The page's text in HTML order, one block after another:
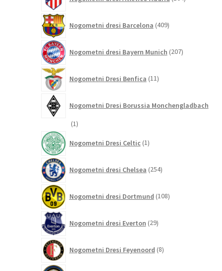
izdelki
Nogometni dresi Barcelona 409izdelkov
Nogometni dresi Bayern Munich 207izdelkov
Nogometni Dresi Benfica 11izdelkov
Nogometni Dresi Borussia Monchengladbach
11
Nogometni Dresi Celtic 1izdelek
Nogometni dresi Chelsea 254izdelkov
Nogometni dresi Dortmund 108izdelkov
Nogometni dresi Everton 29izdelkov
Nogometni Dresi Feyenoord 8izdelkov